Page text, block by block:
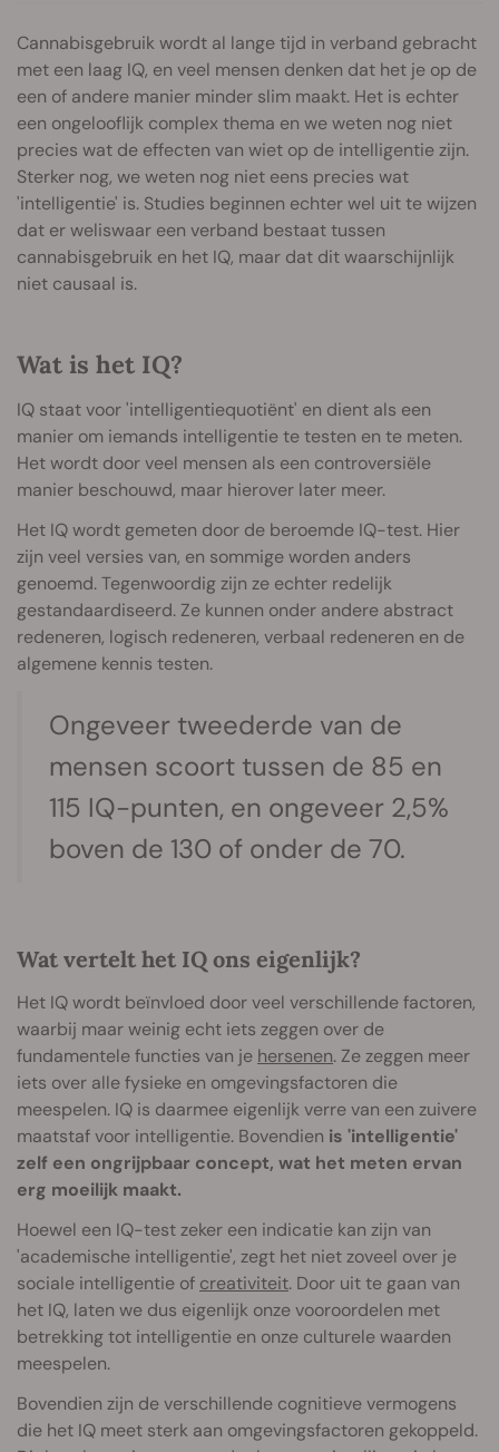
Cannabisgebruik wordt al lange tijd in verband gebracht
met een laag IQ, en veel mensen denken dat het je op de
een of andere manier minder slim maakt. Het is echter
een ongelooflijk complex thema en we weten nog niet
precies wat de effecten van wiet op de intelligentie zijn.
Sterker nog, we weten nog niet eens precies wat
'intelligentie' is. Studies beginnen echter wel uit te wijzen
dat er weliswaar een verband bestaat tussen
cannabisgebruik en het IQ, maar dat dit waarschijnlijk
niet causaal is.
Wat is het IQ?
IQ staat voor 'intelligentiequotiënt' en dient als een
manier om iemands intelligentie te testen en te meten.
Het wordt door veel mensen als een controversiële
manier beschouwd, maar hierover later meer.
Het IQ wordt gemeten door de beroemde IQ-test. Hier
zijn veel versies van, en sommige worden anders
genoemd. Tegenwoordig zijn ze echter redelijk
gestandaardiseerd. Ze kunnen onder andere abstract
redeneren, logisch redeneren, verbaal redeneren en de
algemene kennis testen.
Ongeveer tweederde van de
mensen scoort tussen de 85 en
115 IQ-punten, en ongeveer 2,5%
boven de 130 of onder de 70.
Wat vertelt het IQ ons eigenlijk?
Het IQ wordt beïnvloed door veel verschillende factoren,
waarbij maar weinig echt iets zeggen over de
fundamentele functies van je hersenen. Ze zeggen meer
iets over alle fysieke en omgevingsfactoren die
meespelen. IQ is daarmee eigenlijk verre van een zuivere
maatstaf voor intelligentie. Bovendien is 'intelligentie'
zelf een ongrijpbaar concept, wat het meten ervan
erg moeilijk maakt.
Hoewel een IQ-test zeker een indicatie kan zijn van
'academische intelligentie', zegt het niet zoveel over je
sociale intelligentie of creativiteit. Door uit te gaan van
het IQ, laten we dus eigenlijk onze vooroordelen met
betrekking tot intelligentie en onze culturele waarden
meespelen.
Bovendien zijn de verschillende cognitieve vermogens
die het IQ meet sterk aan omgevingsfactoren gekoppeld.